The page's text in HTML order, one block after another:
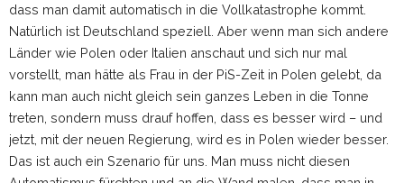
dass man damit automatisch in die Vollkatastrophe kommt.
Natürlich ist Deutschland speziell. Aber wenn man sich andere
Länder wie Polen oder Italien anschaut und sich nur mal
vorstellt, man hätte als Frau in der PiS-Zeit in Polen gelebt, da
kann man auch nicht gleich sein ganzes Leben in die Tonne
treten, sondern muss drauf hoffen, dass es besser wird – und
jetzt, mit der neuen Regierung, wird es in Polen wieder besser.
Das ist auch ein Szenario für uns. Man muss nicht diesen